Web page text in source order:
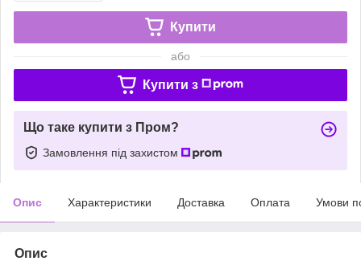
Купити
або
Купити з
Що таке купити з Пром?
Замовлення під захистом
Опис Характеристики Доставка Оплата Умови
Опис